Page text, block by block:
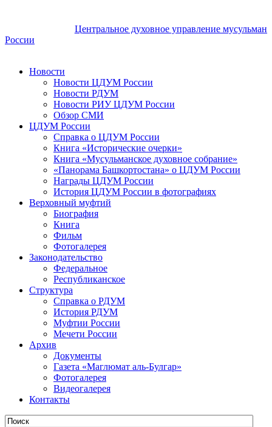
Центральное духовное управление мусульман
России
Новости
Новости ЦДУМ России
Новости РДУМ
Новости РИУ ЦДУМ России
Обзор СМИ
ЦДУМ России
Справка о ЦДУМ России
Книга «Исторические очерки»
Книга «Мусульманское духовное собрание»
«Панорама Башкортостана» о ЦДУМ России
Награды ЦДУМ России
История ЦДУМ России в фотографиях
Верховный муфтий
Биография
Книга
Фильм
Фотогалерея
Законодательство
Федеральное
Республиканское
Структура
Справка о РДУМ
История РДУМ
Муфтии России
Мечети России
Архив
Документы
Газета «Маглюмат аль-Булгар»
Фотогалерея
Видеогалерея
Контакты